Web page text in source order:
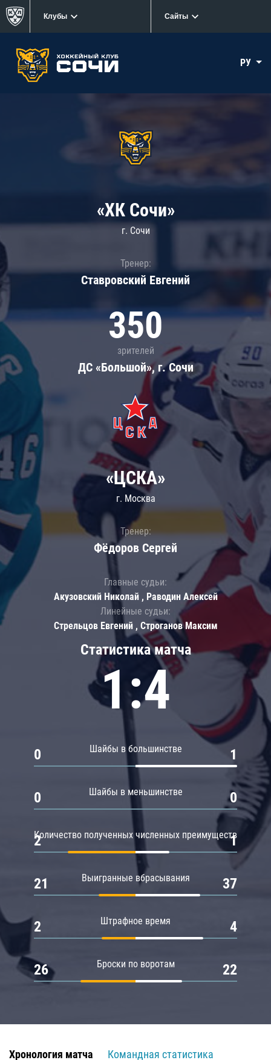
Клубы Сайты
РУ
«ХК Сочи»
г. Сочи
Тренер:
Ставровский Евгений
350
зрителей
ДС «Большой», г. Сочи
Статистика матча
1:4
Шайбы в большинстве
0 1
Шайбы в меньшинстве
0 0
Количество полученных численных преимуществ
2 1
Выигранные вбрасывания
21 37
Штрафное время
2 4
Броски по воротам
26 22
«ЦСКА»
г. Москва
Тренер:
Фёдоров Сергей
Главные судьи:
Акузовский Николай , Раводин Алексей
Линейные судьи:
Стрельцов Евгений , Строганов Максим
Хронология матча
Командная статистика